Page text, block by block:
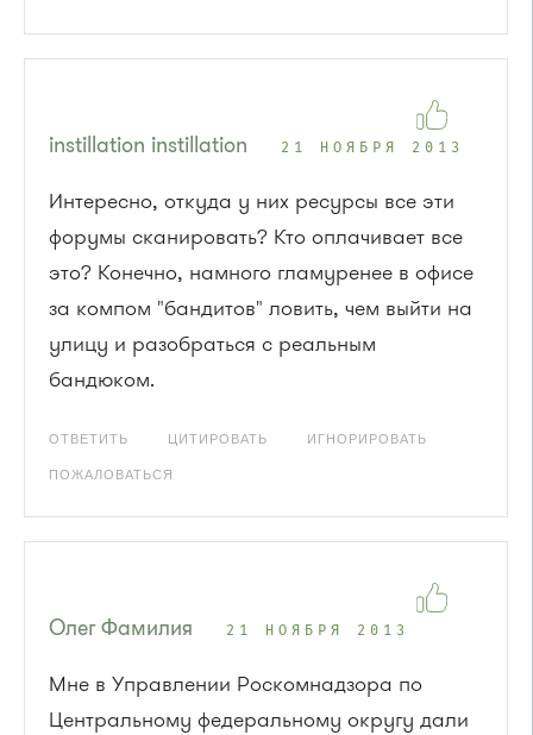
instillation instillation 21 НОЯБРЯ 2013
Интересно, откуда у них ресурсы все эти
форумы сканировать? Кто оплачивает все
это? Конечно, намного гламуренее в офисе
за компом "бандитов" ловить, чем выйти на
улицу и разобраться с реальным
бандюком.
ОТВЕТИТЬ ЦИТИРОВАТЬ ИГНОРИРОВАТЬ
ПОЖАЛОВАТЬСЯ
Олег Фамилия 21 НОЯБРЯ 2013
Мне в Управлении Роскомнадзора по
Центральному федеральному округу дали